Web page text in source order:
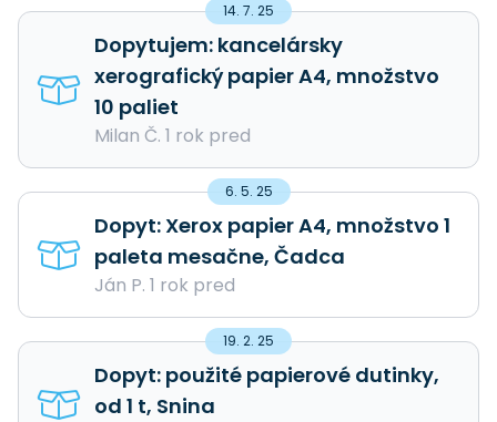
14. 7. 25
Dopytujem: kancelársky
xerografický papier A4, množstvo
10 paliet
Milan Č. 1 rok pred
6. 5. 25
Dopyt: Xerox papier A4, množstvo 1
paleta mesačne, Čadca
Ján P. 1 rok pred
19. 2. 25
Dopyt: použité papierové dutinky,
od 1 t, Snina